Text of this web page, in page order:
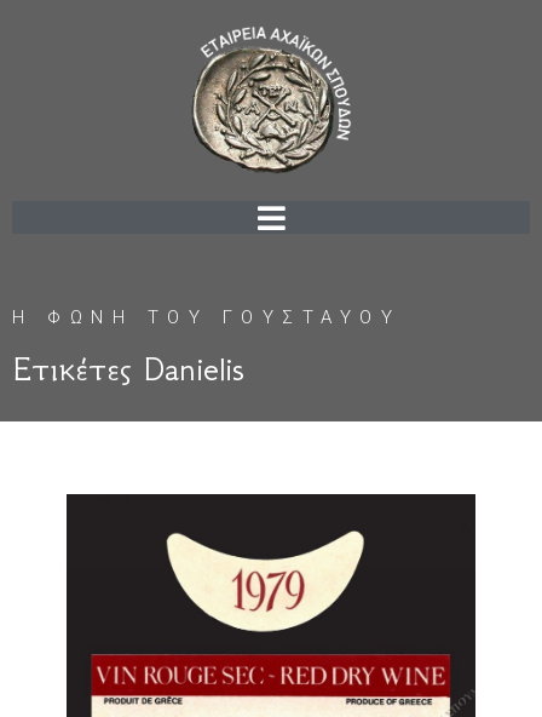
Η ΦΩΝΗ ΤΟΥ ΓΟΥΣΤΑΥΟΥ
Ετικέτες Danielis